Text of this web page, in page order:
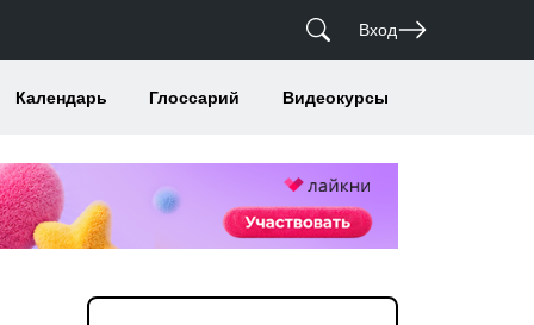
Вход
Календарь Глоссарий Видеокурсы